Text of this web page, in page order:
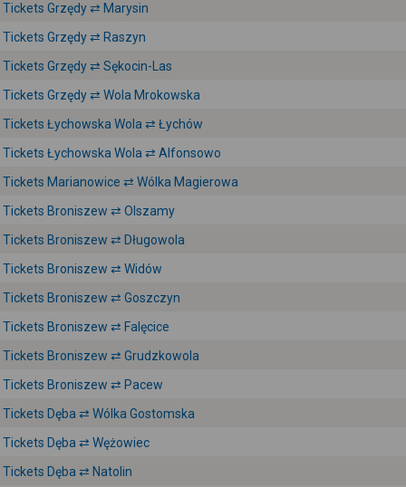
Tickets Grzędy ⇄ Marysin
Tickets Grzędy ⇄ Raszyn
Tickets Grzędy ⇄ Sękocin-Las
Tickets Grzędy ⇄ Wola Mrokowska
Tickets Łychowska Wola ⇄ Łychów
Tickets Łychowska Wola ⇄ Alfonsowo
Tickets Marianowice ⇄ Wólka Magierowa
Tickets Broniszew ⇄ Olszamy
Tickets Broniszew ⇄ Długowola
Tickets Broniszew ⇄ Widów
Tickets Broniszew ⇄ Goszczyn
Tickets Broniszew ⇄ Falęcice
Tickets Broniszew ⇄ Grudzkowola
Tickets Broniszew ⇄ Pacew
Tickets Dęba ⇄ Wólka Gostomska
Tickets Dęba ⇄ Wężowiec
Tickets Dęba ⇄ Natolin